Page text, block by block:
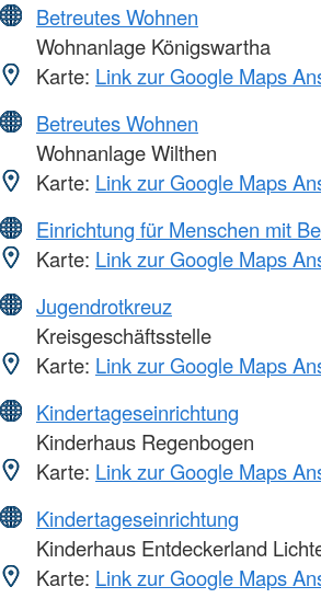
Betreutes Wohnen
Wohnanlage Königswartha
Karte: Link zur Google Maps
Betreutes Wohnen
Wohnanlage Wilthen
Karte: Link zur Google Maps
Einrichtung für Menschen mit
Karte: Link zur Google Maps
Jugendrotkreuz
Kreisgeschäftsstelle
Karte: Link zur Google Maps
Kindertageseinrichtung
Kinderhaus Regenbogen
Karte: Link zur Google Maps
Kindertageseinrichtung
Kinderhaus Entdeckerland
Karte: Link zur Google Maps